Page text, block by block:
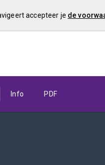
accepteer je de
Info PDF